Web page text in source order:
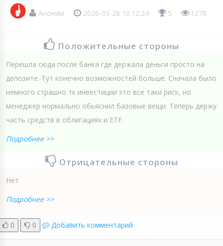
Аноним 2026-03-28 10:12:24 5 1278
Положительные стороны
Перешла сюда после банка где держала деньги просто на
депозите. Тут конечно возможностей больше. Сначала было
немного страшно тк инвестиции это все таки риск, но
менеджер нормально обьяснил базовые вещи. Теперь держу
часть средств в облигациях и ETF.
Подробнее >>
Отрицательные стороны
Нет
Подробнее >>
0 0 Добавить комментарий